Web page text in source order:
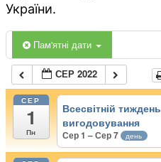
України.
Пам'ятні дати
СЕР 2022
СЕР
1
Пн
Всесвітній
вигодовування
Сер 1 – Сер 7 день